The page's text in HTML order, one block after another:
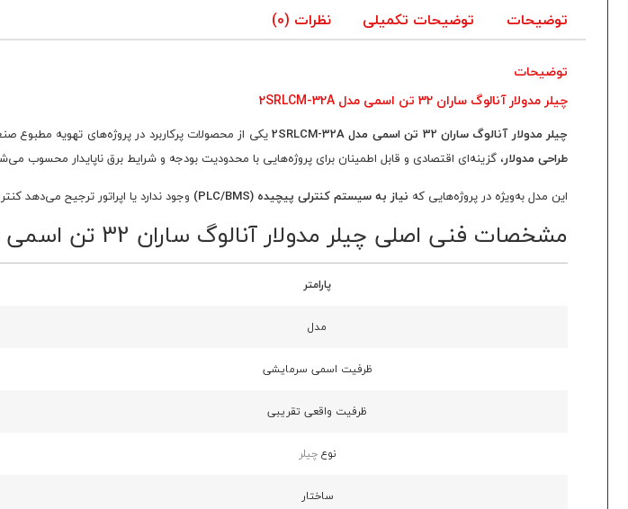
توضیحات توضیحات تکمیلی نظرات (0)
توضیحات
چیلر مدولار آنالوگ ساران 32 تن اسمی مدل 2SRLCM-32A
چیلر مدولار آنالوگ ساران 32 تن اسمی مدل 2SRLCM-32A یکی از محصولات پرکاربرد در پروژه‌های تهویه مطبوع
طراحی مدولار، گزینه‌ای اقتصادی و قابل اطمینان برای پروژه‌هایی با محدودیت بودجه و شرایط برق ناپایدار محسوب
این مدل به‌ویژه در پروژه‌هایی که نیاز به سیستم کنترلی پیچیده (PLC/BMS) وجود ندارد یا اپراتور ترجیح می‌دهد
مشخصات فنی اصلی چیلر مدولار آنالوگ ساران 32 تن اسمی مدل 2SRLCM-32A
پارامتر
مدل
ظرفیت اسمی سرمایشی
ظرفیت واقعی تقریبی
نوعچیلر
ساختار